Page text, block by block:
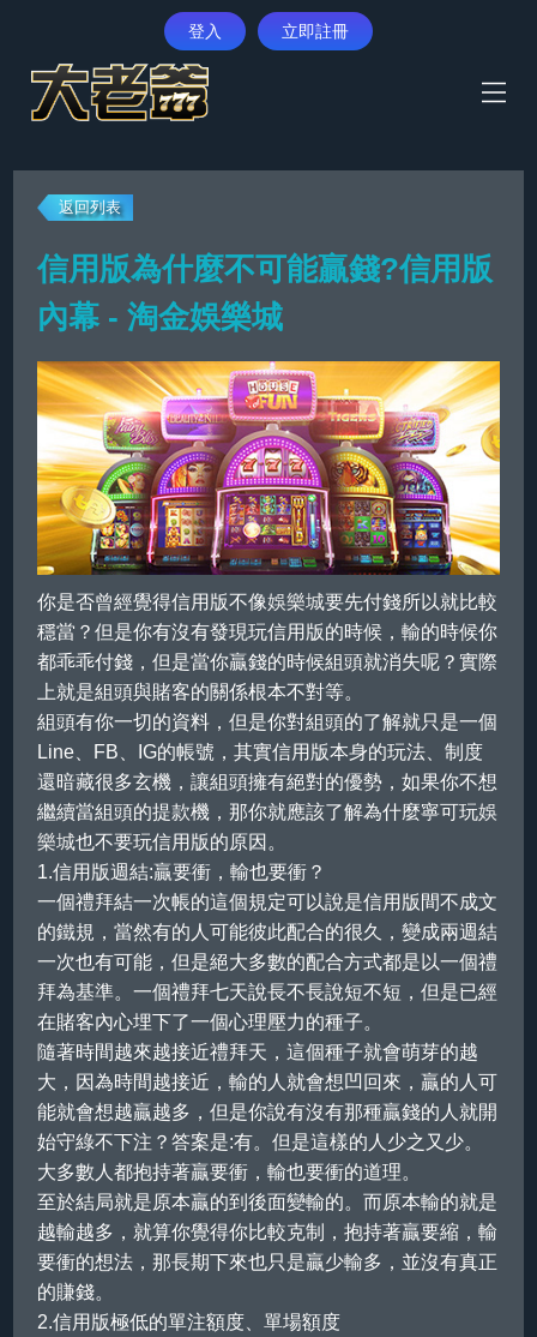
登入 立即註冊
真人娛樂
彩票遊戲
電子遊藝
優惠活動
最新消息
註冊
登入
返回列表
信用版為什麼不可能贏錢?信用版
內幕 - 淘金娛樂城
你是否曾經覺得信用版不像娛樂城要先付錢所以就比較
穩當？但是你有沒有發現玩信用版的時候，輸的時候你
都乖乖付錢，但是當你贏錢的時候組頭就消失呢？實際
上就是組頭與賭客的關係根本不對等。
組頭有你一切的資料，但是你對組頭的了解就只是一個
Line、FB、IG的帳號，其實信用版本身的玩法、制度
還暗藏很多玄機，讓組頭擁有絕對的優勢，如果你不想
繼續當組頭的提款機，那你就應該了解為什麼寧可玩娛
樂城也不要玩信用版的原因。
1.信用版週結:贏要衝，輸也要衝？
一個禮拜結一次帳的這個規定可以說是信用版間不成文
的鐵規，當然有的人可能彼此配合的很久，變成兩週結
一次也有可能，但是絕大多數的配合方式都是以一個禮
拜為基準。一個禮拜七天說長不長說短不短，但是已經
在賭客內心埋下了一個心理壓力的種子。
隨著時間越來越接近禮拜天，這個種子就會萌芽的越
大，因為時間越接近，輸的人就會想凹回來，贏的人可
能就會想越贏越多，但是你說有沒有那種贏錢的人就開
始守綠不下注？答案是:有。但是這樣的人少之又少。
大多數人都抱持著贏要衝，輸也要衝的道理。
至於結局就是原本贏的到後面變輸的。而原本輸的就是
越輸越多，就算你覺得你比較克制，抱持著贏要縮，輸
要衝的想法，那長期下來也只是贏少輸多，並沒有真正
的賺錢。
2.信用版極低的單注額度、單場額度